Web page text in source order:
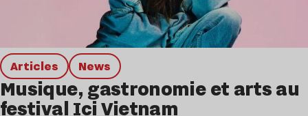
Articles news
Musique, gastronomie et arts au
festival Ici Vietnam